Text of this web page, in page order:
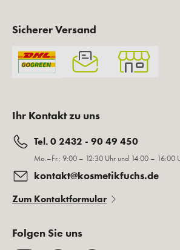
Sicherer Versand
Ihr Kontakt zu uns
Tel. 0 2432 - 90 49 450
Mo.–Fr.: 9:00 – 12:30 Uhr und 14:00 – 16:00
kontakt@kosmetikfuchs.de
Zum Kontaktformular
Folgen Sie uns